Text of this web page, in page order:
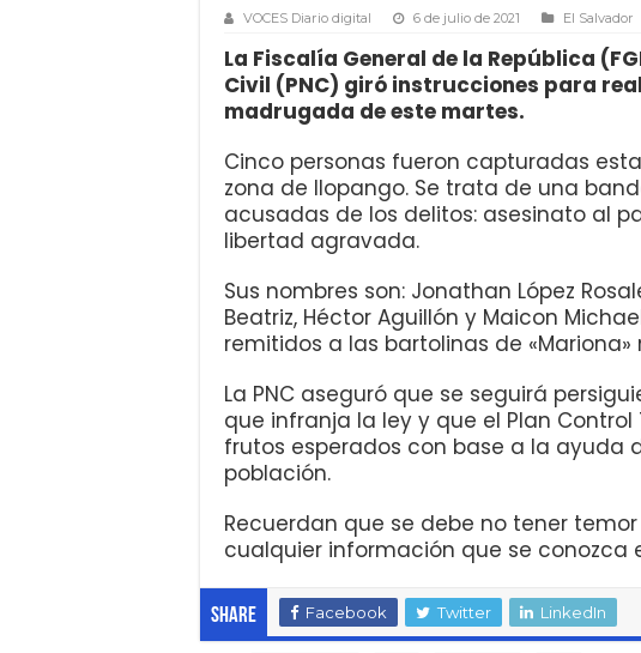
VOCES Diario digital 6 de julio de 2021 El Salvador
La Fiscalía General de la República
Civil (PNC) giró instrucciones para
madrugada de este martes.
Cinco personas fueron capturadas
zona de Ilopango. Se trata de una
acusadas de los delitos: asesinato al
libertad agravada.
Sus nombres son: Jonathan López
Beatriz, Héctor Aguillón y Maicon
remitidos a las bartolinas de
La PNC aseguró que se seguirá
que infranja la ley y que el Plan
frutos esperados con base a la ayuda
población.
Recuerdan que se debe no tener
cualquier información que se conozca
Share Facebook Twitter LinkedIn